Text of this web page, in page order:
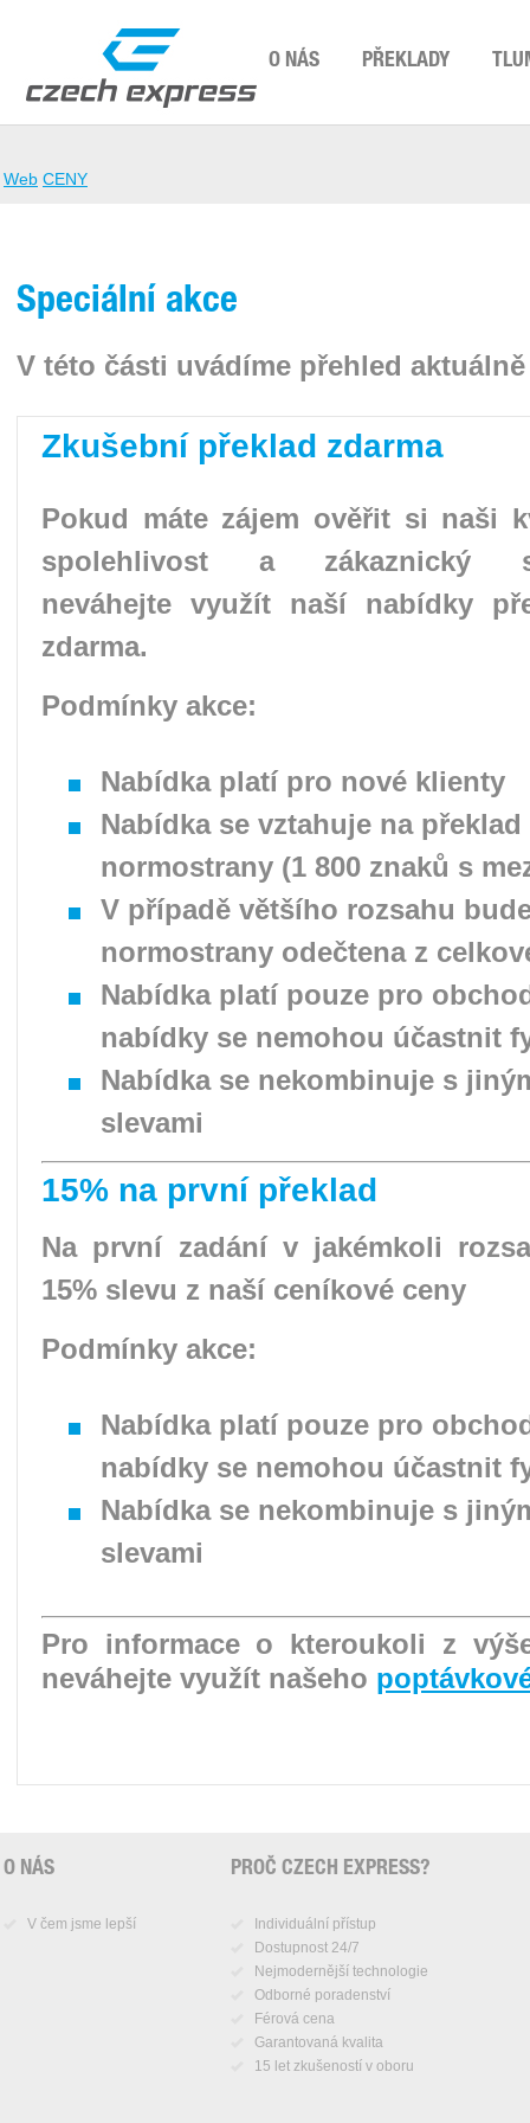
O NÁS PŘEKLADY
Web CENY
Speciální akce
V této části uvádíme přehled
Zkušební překlad zdarma
Pokud máte zájem ověřit si naši
spolehlivost a zákaznický
neváhejte využít naší nabídky
zdarma.
Podmínky akce:
Nabídka platí pro nové klienty
Nabídka se vztahuje na
normostrany (1 800 znaků s
V případě většího rozsahu
normostrany odečtena z
Nabídka platí pouze pro
nabídky se nemohou účastnit
Nabídka se nekombinuje s
slevami
15% na první překlad
Na první zadání v jakémkoli
15% slevu z naší ceníkové ceny
Podmínky akce:
Nabídka platí pouze pro
nabídky se nemohou účastnit
Nabídka se nekombinuje s
slevami
Pro informace o kteroukoli z
neváhejte využít našeho
O NÁS
V čem jsme lepší
PROČ CZECH EXPRESS?
Individuální přístup
Dostupnost 24/7
Nejmodernější technologie
Odborné poradenství
Férová cena
Garantovaná kvalita
15 let zkušeností v oboru